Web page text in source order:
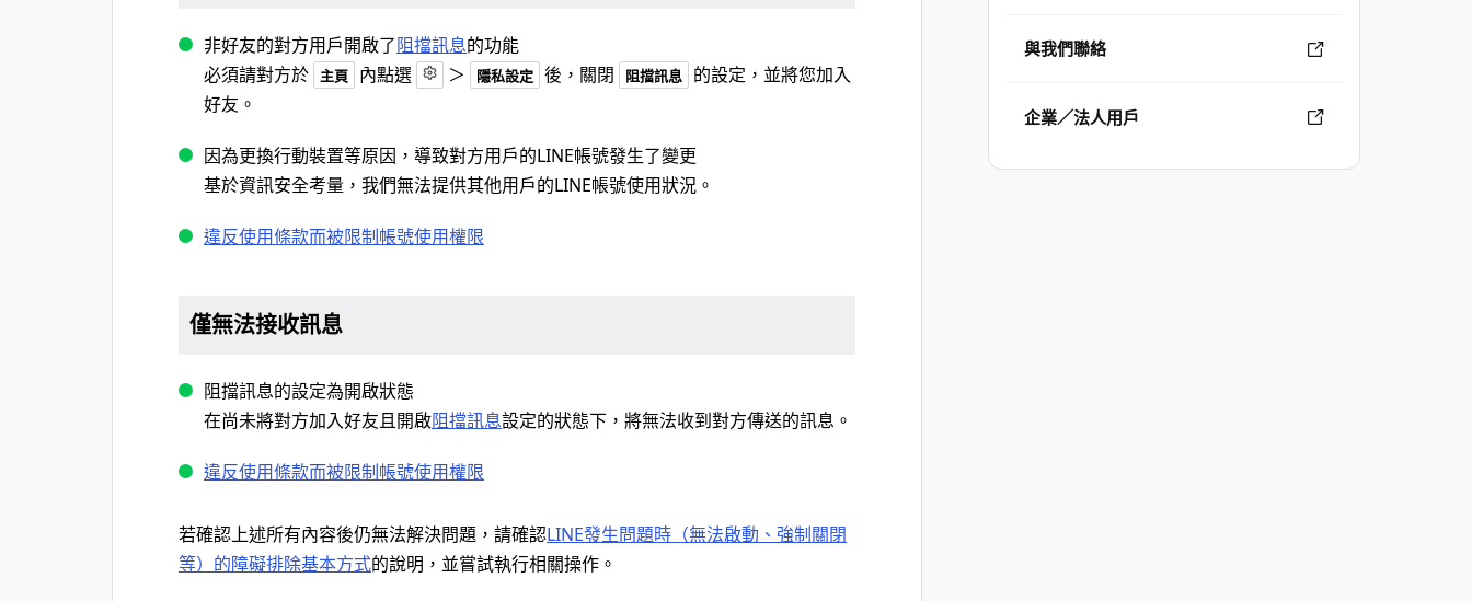
與我們聯絡
企業／法人用戶
非好友的對方用戶開啟了阻擋訊息的功能
必須請對方於 主頁 內點選 ＞ 隱私設定 後，關閉 阻擋訊息
的設定，並將您加入
好友。
因為更換行動裝置等原因，導致對方用戶的LINE帳號發生了變更
基於資訊安全考量，我們無法提供其他用戶的LINE帳號使用狀況。
違反使用條款而被限制帳號使用權限
僅無法接收訊息
阻擋訊息的設定為開啟狀態
在尚未將對方加入好友且開啟阻擋訊息設定的狀態下，將無法收到對方傳送的訊息。
違反使用條款而被限制帳號使用權限
若確認上述所有內容後仍無法解決問題，請確認LINE發生問題時（無法啟動、強制關閉
等）的障礙排除基本方式的說明，並嘗試執行相關操作。